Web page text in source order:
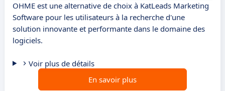
OHME est une alternative de choix à KatLeads Marketing
Software pour les utilisateurs à la recherche d'une
solution innovante et performante dans le domaine des
logiciels.
Voir plus de détails
En savoir plus